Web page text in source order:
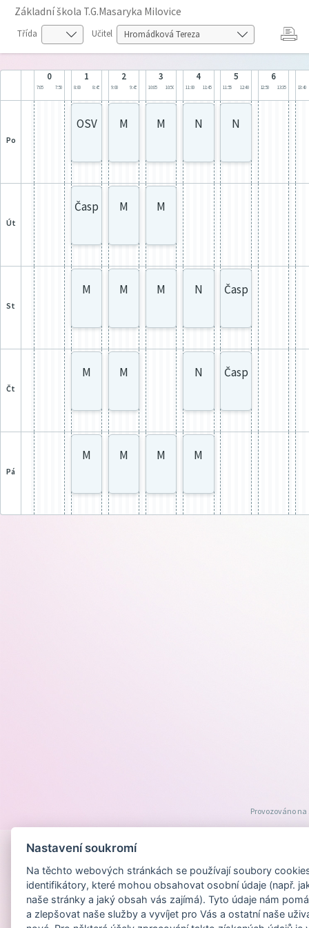
Základní škola T.G.Masaryka Milovice
Třída Učitel
0
7:05 7:50
1
8:00 8:45
2
9:00 9:45
3
10:05 10:50
4
11:00 11:45
5
11:55 12:40
6
12:50 13:35 13:40
po
OSV M M N N
út
Časp M M
st
M M M N Časp
čt
M M N Časp
pá
M M M M
Provozováno
Nastavení soukromí
Na těchto webových stránkách se používají soubory
identifikátory, které mohou obsahovat osobní údaje (např.
naše stránky a jaký obsah vás zajímá). Tyto údaje nám
a zlepšovat naše služby a vyvíjet pro Vás a ostatní naše